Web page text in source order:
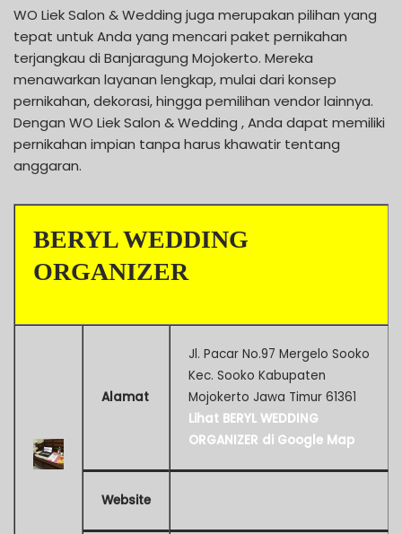
WO Liek Salon & Wedding juga merupakan pilihan yang
tepat untuk Anda yang mencari paket pernikahan
terjangkau di Banjaragung Mojokerto. Mereka
menawarkan layanan lengkap, mulai dari konsep
pernikahan, dekorasi, hingga pemilihan vendor lainnya.
Dengan WO Liek Salon & Wedding , Anda dapat memiliki
pernikahan impian tanpa harus khawatir tentang
anggaran.
BERYL WEDDING
ORGANIZER
Alamat
Jl. Pacar No.97 Mergelo Sooko
Kec. Sooko Kabupaten
Mojokerto Jawa Timur 61361
Lihat BERYL WEDDING
ORGANIZER di Google Map
Website